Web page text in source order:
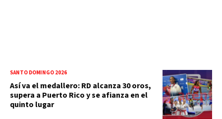
SANTO DOMINGO 2026
Así va el medallero: RD alcanza 30 oros,
supera a Puerto Rico y se afianza en el
quinto lugar